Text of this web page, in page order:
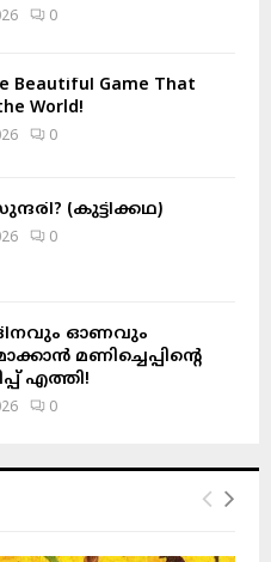
0
Beautiful Game That
World!
0
(കുട്ടിക്കഥ)
0
ദിനവും ഓണവും
മണിച്ചെപ്പിന്റെ
എത്തി!
0